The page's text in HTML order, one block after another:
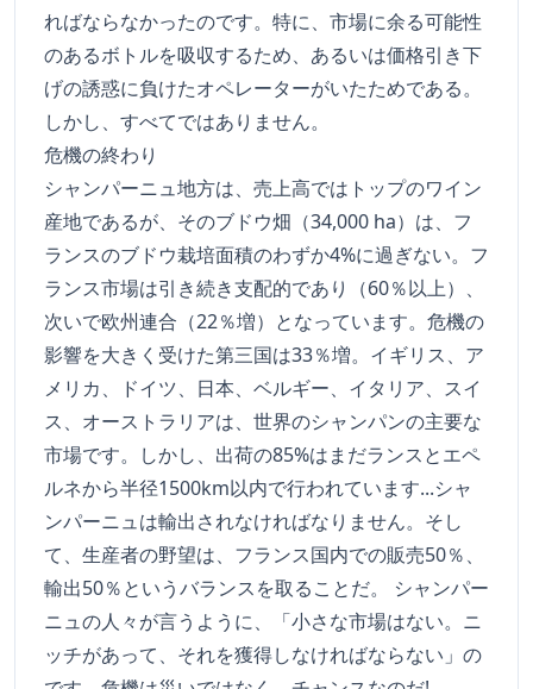
ればならなかったのです。特に、市場に余る可能性
のあるボトルを吸収するため、あるいは価格引き下
げの誘惑に負けたオペレーターがいたためである。
しかし、すべてではありません。
危機の終わり
シャンパーニュ地方は、売上高ではトップのワイン
産地であるが、そのブドウ畑（34,000 ha）は、フ
ランスのブドウ栽培面積のわずか4%に過ぎない。フ
ランス市場は引き続き支配的であり（60％以上）、
次いで欧州連合（22％増）となっています。危機の
影響を大きく受けた第三国は33％増。イギリス、ア
メリカ、ドイツ、日本、ベルギー、イタリア、スイ
ス、オーストラリアは、世界のシャンパンの主要な
市場です。しかし、出荷の85%はまだランスとエペ
ルネから半径1500km以内で行われています...シャ
ンパーニュは輸出されなければなりません。そし
て、生産者の野望は、フランス国内での販売50％、
輸出50％というバランスを取ることだ。 シャンパー
ニュの人々が言うように、「小さな市場はない。ニ
ッチがあって、それを獲得しなければならない」の